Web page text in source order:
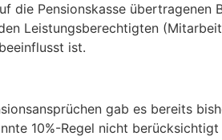
die Pensionskasse
Leistungsberechtigten
ist.
gab es bereits
10%-Regel nicht